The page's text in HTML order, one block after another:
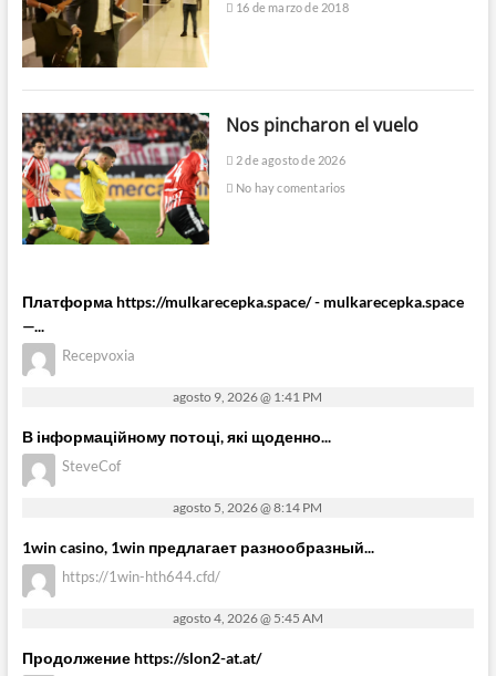
16 de marzo de 2018
Nos pincharon el vuelo
2 de agosto de 2026
No hay comentarios
Платформа https://mulkarecepka.space/ - mulkarecepka.space
—...
Recepvoxia
agosto 9, 2026 @ 1:41 PM
В інформаційному потоці, які щоденно...
SteveCof
agosto 5, 2026 @ 8:14 PM
1win casino, 1win предлагает разнообразный...
https://1win-hth644.cfd/
agosto 4, 2026 @ 5:45 AM
Продолжение https://slon2-at.at/